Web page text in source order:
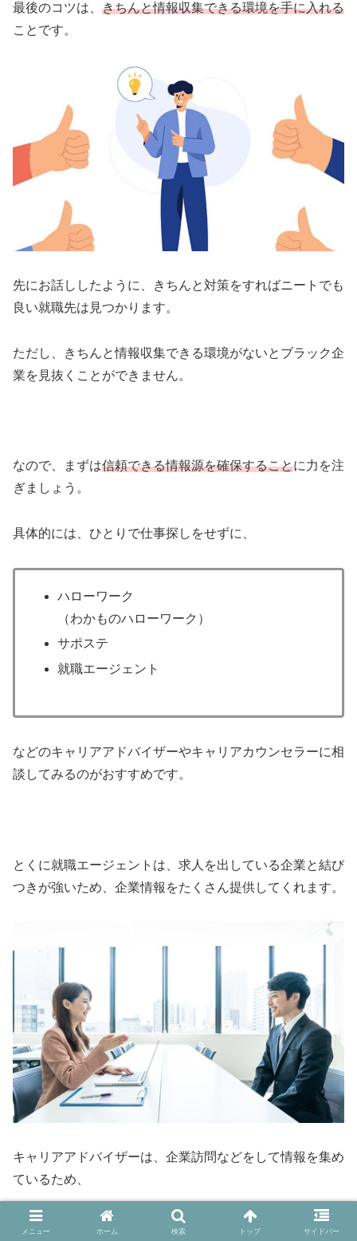
最後のコツは、 きちんと情報収集できる環境を手に入れる
ことです。
先にお話ししたように、きちんと対策をすればニートでも
良い就職先は見つかります。
ただし、きちんと情報収集できる環境がないとブラック企
業を見抜くことができません。
なので、まずは信頼できる情報源を確保することに力を注
ぎましょう。
具体的には、ひとりで仕事探しをせずに、
ハローワーク
（わかものハローワーク）
サポステ
就職エージェント
などのキャリアアドバイザーやキャリアカウンセラーに相
談してみるのがおすすめです。
とくに就職エージェントは、求人を出している企業と結び
つきが強いため、企業情報をたくさん提供してくれます。
キャリアアドバイザーは、企業訪問などをして情報を集め
ているため、
メニュー ホーム 検索 トップ サイドバー